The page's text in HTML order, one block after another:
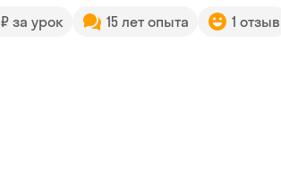
за урок 15 лет опыта 1 отзыв